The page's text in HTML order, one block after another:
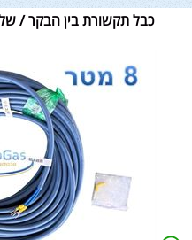
כבל תקשורת בין הבקר / שלט